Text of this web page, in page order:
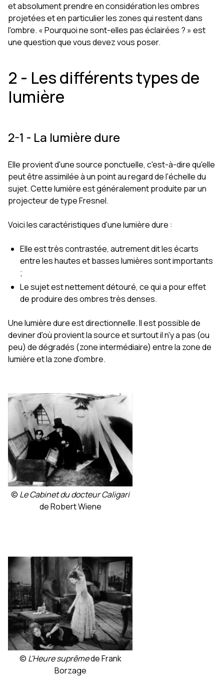
et absolument prendre en considération les ombres
projetées et en particulier les zones qui restent dans
l'ombre. « Pourquoi ne sont-elles pas éclairées ? » est
une question que vous devez vous poser.
2 - Les différents types de
lumière
2-1 - La lumière dure
Elle provient d'une source ponctuelle, c'est-à-dire qu'elle
peut être assimilée à un point au regard de l'échelle du
sujet. Cette lumière est généralement produite par un
projecteur de type Fresnel.
Voici les caractéristiques d'une lumière dure :
Elle est très contrastée, autrement dit les écarts
entre les hautes et basses lumières sont importants
;
Le sujet est nettement détouré, ce qui a pour effet
de produire des ombres très denses.
Une lumière dure est directionnelle. Il est possible de
deviner d'où provient la source et surtout il n'y a pas (ou
peu) de dégradés (zone intermédiaire) entre la zone de
lumière et la zone d'ombre.
© Le Cabinet du docteur Caligari
de Robert Wiene
© L'Heure suprêmede Frank
Borzage